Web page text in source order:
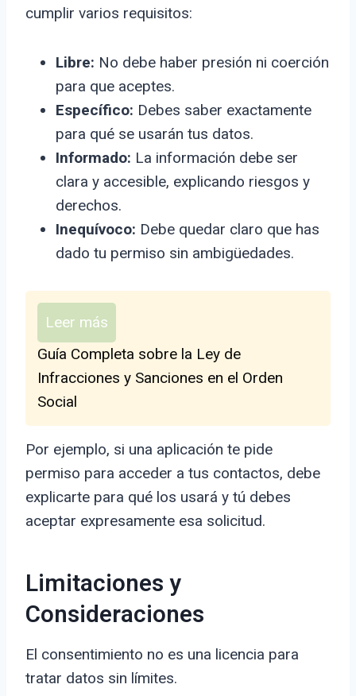
cumplir varios requisitos:
Libre: No debe haber presión ni coerción
para que aceptes.
Específico: Debes saber exactamente
para qué se usarán tus datos.
Informado: La información debe ser
clara y accesible, explicando riesgos y
derechos.
Inequívoco: Debe quedar claro que has
dado tu permiso sin ambigüedades.
Leer más
Guía Completa sobre la Ley de
Infracciones y Sanciones en el Orden
Social
Por ejemplo, si una aplicación te pide
permiso para acceder a tus contactos, debe
explicarte para qué los usará y tú debes
aceptar expresamente esa solicitud.
Limitaciones y
Consideraciones
El consentimiento no es una licencia para
tratar datos sin límites.